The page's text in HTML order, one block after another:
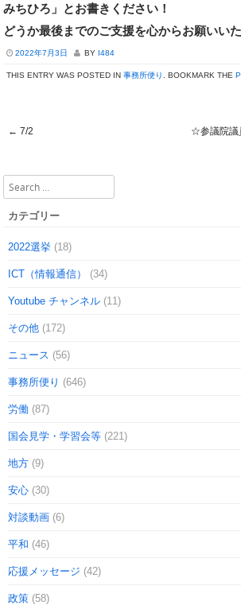
みちひろ」とお書きください！
どうか最後までのご支援を心からお願いい
2022年7月3日 BY I484
THIS ENTRY WAS POSTED IN 事務所便り . BOOKMARK THE
← 7/2
☆参議院議
Search
カテゴリー
2022選挙 (18)
ICT（情報通信） (34)
Youtube チャンネル (11)
その他 (172)
ニュース (56)
事務所便り (646)
労働 (87)
国会見学・学習会等 (221)
地方 (9)
安心 (30)
対談動画 (6)
平和 (46)
応援メッセージ (42)
政策 (58)